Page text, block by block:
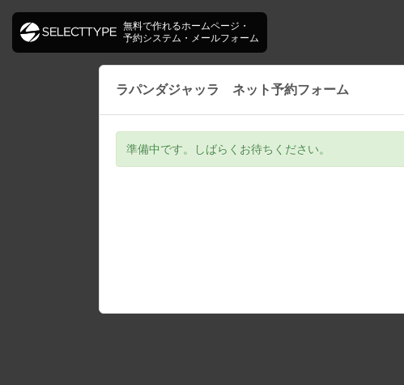
ラパンダジャッラ ネット予約フォーム
準備中です。しばらくお待ちください。
無料で作れるホームページ・
予約システム・メールフォーム